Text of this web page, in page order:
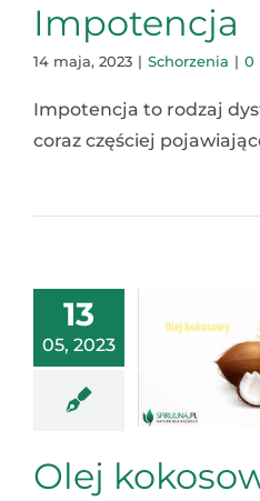
Impotencja
14 maja, 2023 | Schorzenia | 0
Impotencja to rodzaj
coraz częściej
13
05, 2023
Olej